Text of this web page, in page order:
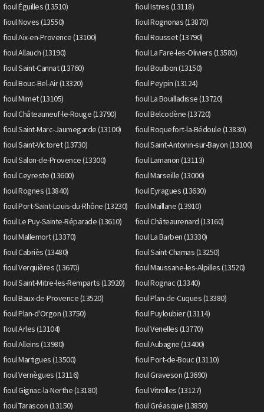
fioul Éguilles (13510)
fioul Istres (13118)
fioul Noves (13550)
fioul Rognonas (13870)
fioul Aix-en-Provence (13100)
fioul Rousset (13790)
fioul Allauch (13190)
fioul La Fare-les-Oliviers (13580)
fioul Saint-Cannat (13760)
fioul Boulbon (13150)
fioul Bouc-Bel-Air (13320)
fioul Peypin (13124)
fioul Mimet (13105)
fioul La Bouilladisse (13720)
fioul Châteauneuf-le-Rouge (13790)
fioul Belcodène (13720)
fioul Saint-Marc-Jaumegarde (13100)
fioul Roquefort-la-Bédoule (13830)
fioul Saint-Victoret (13730)
fioul Saint-Antonin-sur-Bayon (13100)
fioul Salon-de-Provence (13300)
fioul Lamanon (13113)
fioul Ceyreste (13600)
fioul Marseille (13000)
fioul Rognes (13840)
fioul Eyragues (13630)
fioul Port-Saint-Louis-du-Rhône (13230)
fioul Maillane (13910)
fioul Le Puy-Sainte-Réparade (13610)
fioul Châteaurenard (13160)
fioul Mallemort (13370)
fioul La Barben (13330)
fioul Cabriès (13480)
fioul Saint-Chamas (13250)
fioul Verquières (13670)
fioul Maussane-les-Alpilles (13520)
fioul Saint-Mitre-les-Remparts (13920)
fioul Rognac (13340)
fioul Baux-de-Provence (13520)
fioul Plan-de-Cuques (13380)
fioul Plan-d'Orgon (13750)
fioul Puyloubier (13114)
fioul Arles (13104)
fioul Venelles (13770)
fioul Alleins (13980)
fioul Aubagne (13400)
fioul Martigues (13500)
fioul Port-de-Bouc (13110)
fioul Vernègues (13116)
fioul Graveson (13690)
fioul Gignac-la-Nerthe (13180)
fioul Vitrolles (13127)
fioul Tarascon (13150)
fioul Gréasque (13850)